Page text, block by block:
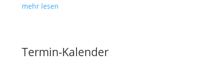
mehr lesen
Termin-Kalender